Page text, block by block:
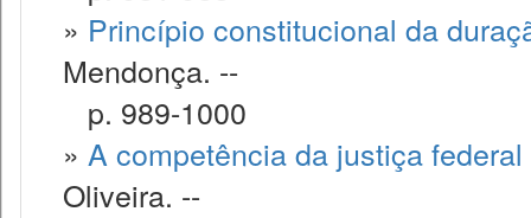
» Princípio constitucional da
Mendonça. --
p. 989-1000
» A competência da justiça
Oliveira. --